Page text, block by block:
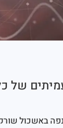
באשכול